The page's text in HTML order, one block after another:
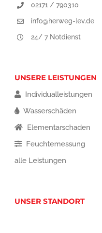
02171 / 790310
info@herweg-lev.de
24/ 7 Notdienst
UNSERE LEISTUNGEN
Individualleistungen
Wasserschäden
Elementarschaden
Feuchtemessung
alle Leistungen
UNSER STANDORT